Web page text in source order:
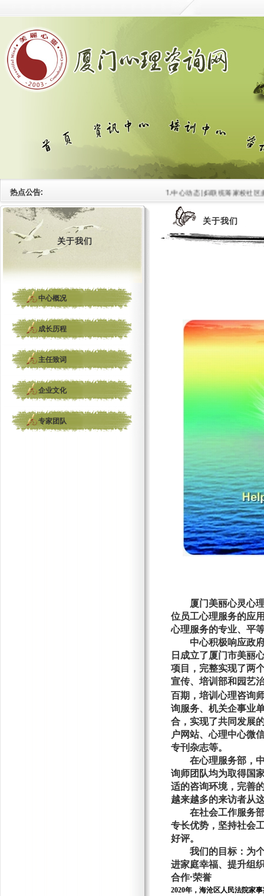
热点公告: 1.中心动态|妇联统筹家校社区多维关
关于我们
中心概况
成长历程
主任致词
企业文化
专家团队
关于我们
厦门美丽心灵心
位员工心理服务的应
心理服务的专业、平
中心积极响应政
日成立了厦门市美丽
项目，完整实现了两
宣传、培训部和园艺
百期，培训心理咨询
询服务、机关企事业
合，实现了共同发展
户网站、心理中心微
专刊杂志等。
在心理服务部，
询师团队均为取得国
适的咨询环境，完善
越来越多的来访者从
在社会工作服务
专长优势，坚持社会
好评。
我们的目标：为
进家庭幸福、提升组
合作·荣誉
2020年，海沧区人民法院家